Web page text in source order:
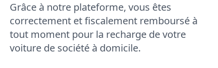
Grâce à notre plateforme, vous êtes
correctement et fiscalement remboursé à
tout moment pour la recharge de votre
voiture de société à domicile.